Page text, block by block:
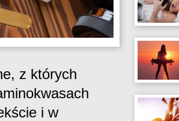
z których
i w